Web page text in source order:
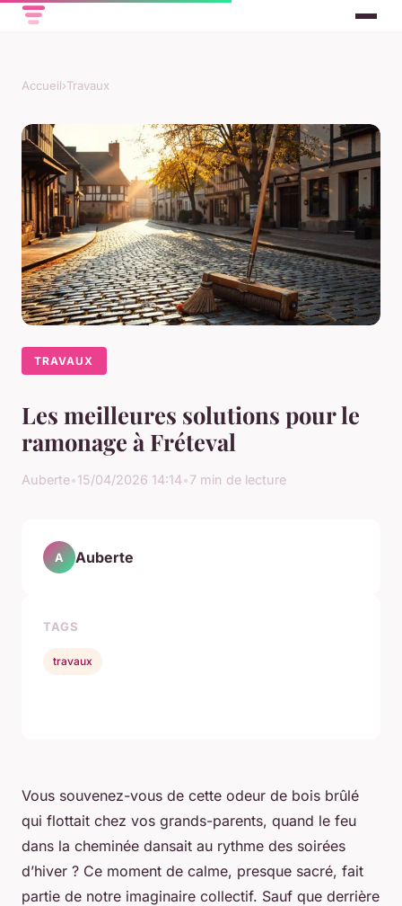
Accueil›Travaux
TRAVAUX
Les meilleures solutions pour le
ramonage à Fréteval
Auberte•15/04/2026 14:14•7 min de lecture
Vous souvenez-vous de cette odeur de bois brûlé
qui flottait chez vos grands-parents, quand le feu
dans la cheminée dansait au rythme des soirées
d’hiver ? Ce moment de calme, presque sacré, fait
partie de notre imaginaire collectif. Sauf que derrière
A Auberte
TAGS
travaux